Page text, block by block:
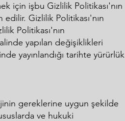
için işbu Gizlilik Politikası'nın
Gizlilik Politikası'nın
Politikası'nın
yapılan değişiklikleri
yayınlandığı tarihte yürürlük
gereklerine uygun şekilde
ve hukuki